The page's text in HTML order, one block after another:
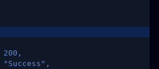
200,
"Success",